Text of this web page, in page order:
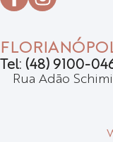
Tel: (48) 9100-
Rua Adão